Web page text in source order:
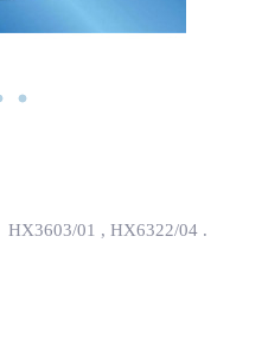
HX3603/01 , HX6322/04 .